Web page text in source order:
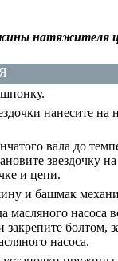
натяжителя
нанесите на
вала до
звездочку
и цепи.
и башмак
масляного насоса
болтом,
насоса.